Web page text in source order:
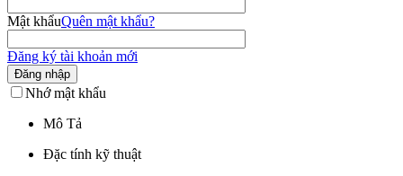
Mật khẩuQuên mật khẩu?
Đăng ký tài khoản mới
Đăng nhập
Nhớ mật khẩu
Mô Tả
Đặc tính kỹ thuật